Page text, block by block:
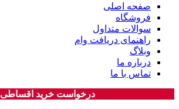
صفحه اصلی
فروشگاه
سوالات متداول
راهنمای دریافت وام
وبلاگ
درباره ما
تماس با ما
درخواست خرید اقساطی